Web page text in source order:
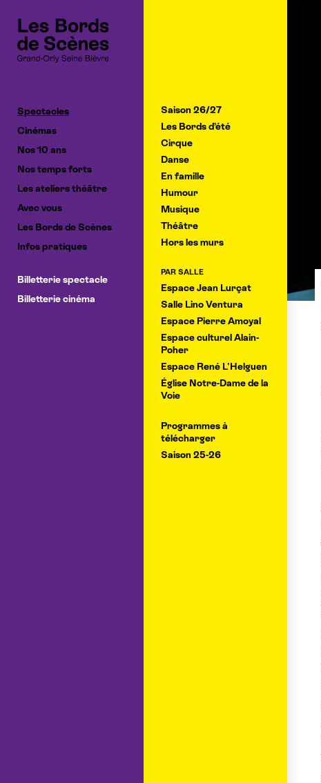
Spectacles
Saison 26/27
Les Bords d’été
Cirque
Danse
En famille
Humour
Musique
Théâtre
Hors les murs
PAR SALLE
Espace Jean Lurçat
Salle Lino Ventura
Espace Pierre Amoyal
Espace culturel Alain-
Poher
Espace René L'Helguen
Église Notre-Dame de la
Voie
Programmes à
télécharger
Saison 25-26
Cinémas
Nos 10 ans
Nos temps forts
Les ateliers théâtre
Avec vous
Les Bords de Scènes
Infos pratiques
Billetterie spectacle
Billetterie cinéma